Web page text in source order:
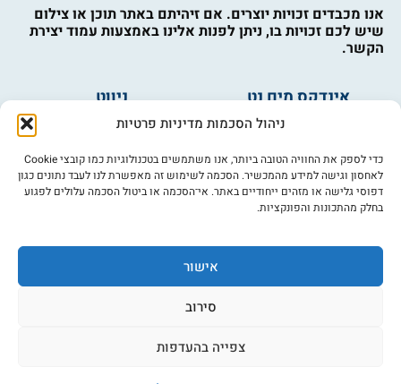
ניהול הסכמות מדיניות פרטיות
כדי לספק את החוויה הטובה ביותר, אנו משתמשים בטכנולוגיות כמו קובצי Cookie
לאחסון וגישה למידע מהמכשיר. הסכמה לשימוש זה מאפשרת לנו לעבד נתונים כגון
דפוסי גלישה או מזהים ייחודיים באתר. אי־הסכמה או ביטול הסכמה עלולים לפגוע
בחלק מהתכונות והפונקציות.
אישור
סירוב
צפייה בהעדפות
אנו מכבדים זכויות יוצרים. אם זיהיתם באתר תוכן או צילום
שיש לכם זכויות בו, ניתן לפנות אלינו באמצעות עמוד יצירת
הקשר.
אינדקס מים נט
מים ובריאות
פורום מים
ניווט
אינדקס עסקים
צרו קשר
מי אנחנו
הרשמה לניוזלטר
פרסמו אצלנו
הצהרת נגישות